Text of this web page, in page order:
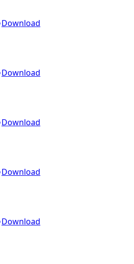
Download
Download
Download
Download
Download